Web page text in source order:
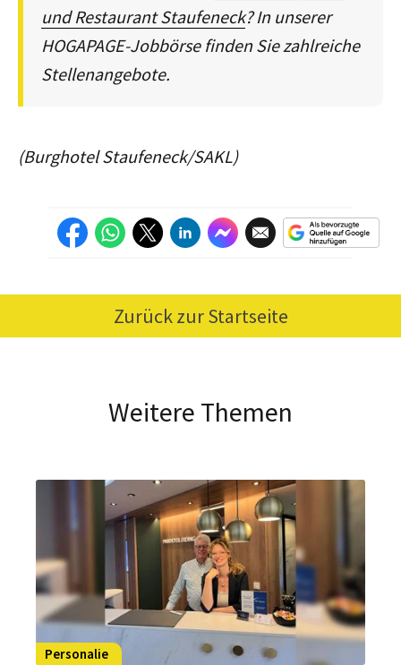
und Restaurant Staufeneck? In unserer
HOGAPAGE-Jobbörse finden Sie zahlreiche
Stellenangebote.
(Burghotel Staufeneck/SAKL)
Zurück zur Startseite
Weitere Themen
Personalie